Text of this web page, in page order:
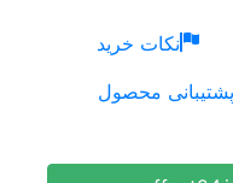
نکات خرید
پشتیبانی محصول